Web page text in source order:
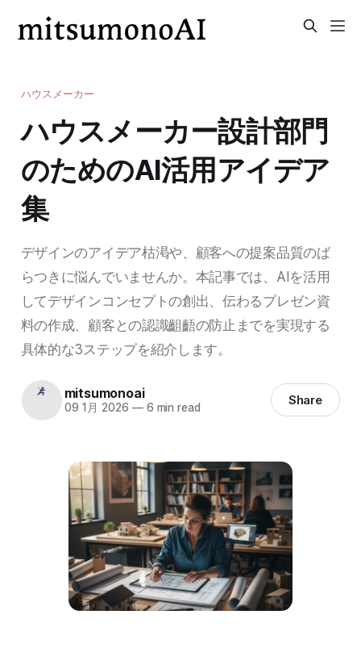
ハウスメーカー
ハウスメーカー設計部門
のためのAI活用アイデア
集
デザインのアイデア枯渇や、顧客への提案品質のば
らつきに悩んでいませんか。本記事では、AIを活用
してデザインコンセプトの創出、伝わるプレゼン資
料の作成、顧客との認識齟齬の防止までを実現する
具体的な3ステップを紹介します。
mitsumonoai
09 1月 2026 —6 min read Share